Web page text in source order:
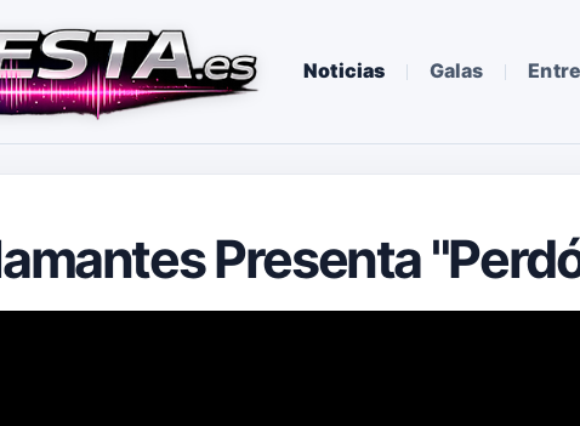
Noticias Galas
Presenta